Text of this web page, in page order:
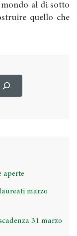
al di sotto
quello che
aperte
marzo
31 marzo